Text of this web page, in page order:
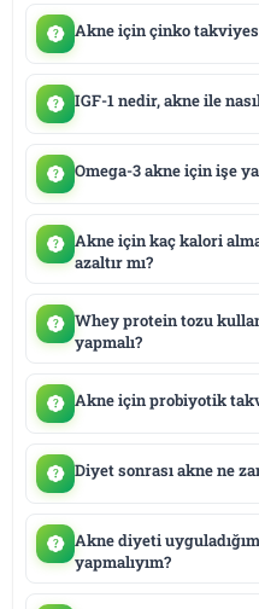
Akne için çinko takviyesi
IGF-1 nedir, akne ile
Omega-3 akne için işe
Akne için kaç kalori
azaltır mı?
Whey protein tozu
yapmalı?
Akne için probiyotik
Diyet sonrası akne ne
Akne diyeti
yapmalıyım?